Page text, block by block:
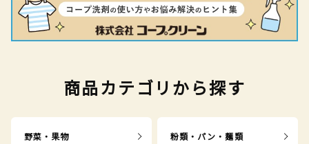
商品カテゴリから探す
野菜・果物 粉類・パン・麺類